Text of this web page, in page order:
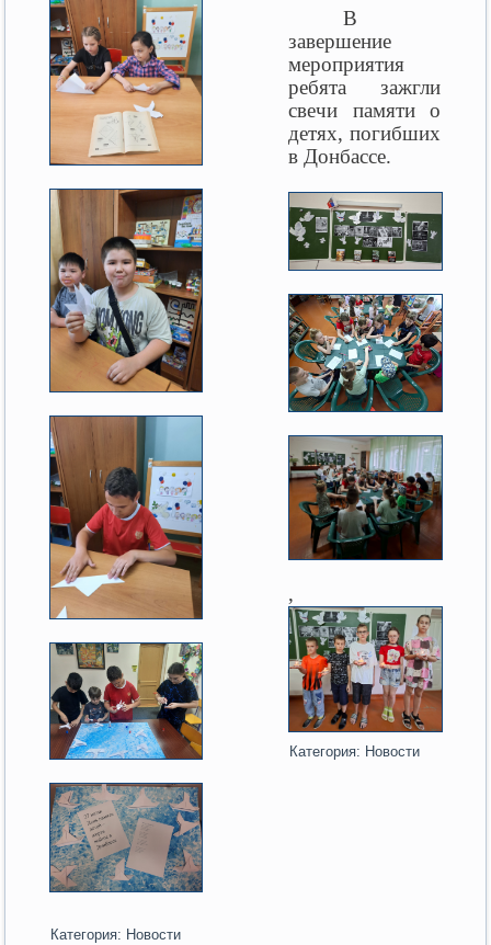
Категория: Новости
В
завершение
мероприятия
ребята зажгли
свечи памяти о
детях, погибших
в Донбассе.
,
Категория: Новости